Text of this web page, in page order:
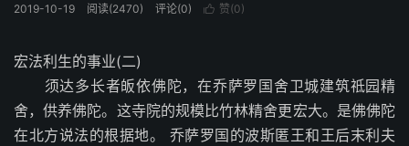
2019-10-19 阅读(2470) 评论(0)  赞(0)
宏法利生的事业(二)
须达多长者皈依佛陀，在乔萨罗国舍卫城建筑祗园精
舍，供养佛陀。这寺院的规模比竹林精舍更宏大。是佛佛陀
在北方说法的根据地。 乔萨罗国的波斯匿王和王后末利夫